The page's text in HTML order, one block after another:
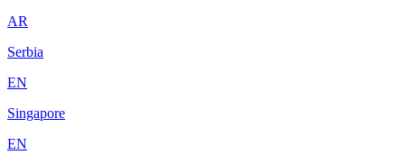
AR
Serbia
EN
Singapore
EN